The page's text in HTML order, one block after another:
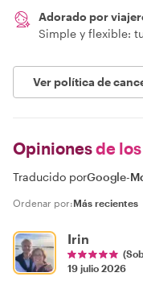
Adorado por
Simple y flexible:
Ver política de
Opinionesde
Traducido porGoogle-
Ordenar por:
Irin
19 julio 2026